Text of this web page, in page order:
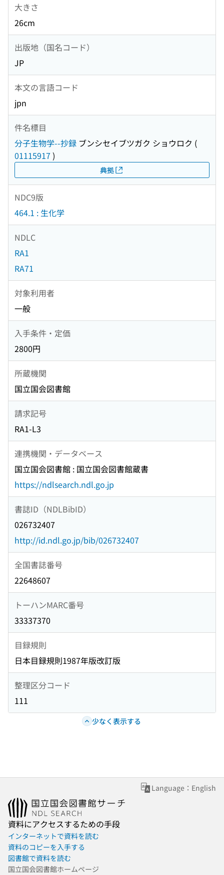
大きさ
26cm
出版地（国名コード）
JP
本文の言語コード
jpn
件名標目
分子生物学--抄録 ブンシセイブツガク ショウロク (
01115917 )
典拠
NDC9版
464.1 : 生化学
NDLC
RA1
RA71
対象利用者
一般
入手条件・定価
2800円
所蔵機関
国立国会図書館
請求記号
RA1-L3
連携機関・データベース
国立国会図書館 : 国立国会図書館蔵書
https://ndlsearch.ndl.go.jp
書誌ID（NDLBibID）
026732407
http://id.ndl.go.jp/bib/026732407
全国書誌番号
22648607
トーハンMARC番号
33337370
目録規則
日本目録規則1987年版改訂版
整理区分コード
111
少なく表示する
Language：English
資料にアクセスするための手段
インターネットで資料を読む
資料のコピーを入手する
図書館で資料を読む
国立国会図書館ホームページ